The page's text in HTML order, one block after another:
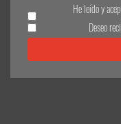
He leído y
Deseo